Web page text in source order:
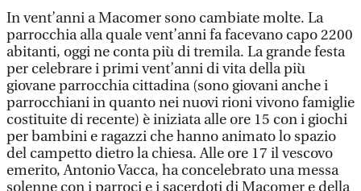
In vent’anni a Macomer sono cambiate molte. La
parrocchia alla quale vent’anni fa facevano capo 2200
abitanti, oggi ne conta più di tremila. La grande festa
per celebrare i primi vent’anni di vita della più
giovane parrocchia cittadina (sono giovani anche i
parrocchiani in quanto nei nuovi rioni vivono famiglie
costituite di recente) è iniziata alle ore 15 con i giochi
per bambini e ragazzi che hanno animato lo spazio
del campetto dietro la chiesa. Alle ore 17 il vescovo
emerito, Antonio Vacca, ha concelebrato una messa
solenne con i parroci e i sacerdoti di Macomer e della